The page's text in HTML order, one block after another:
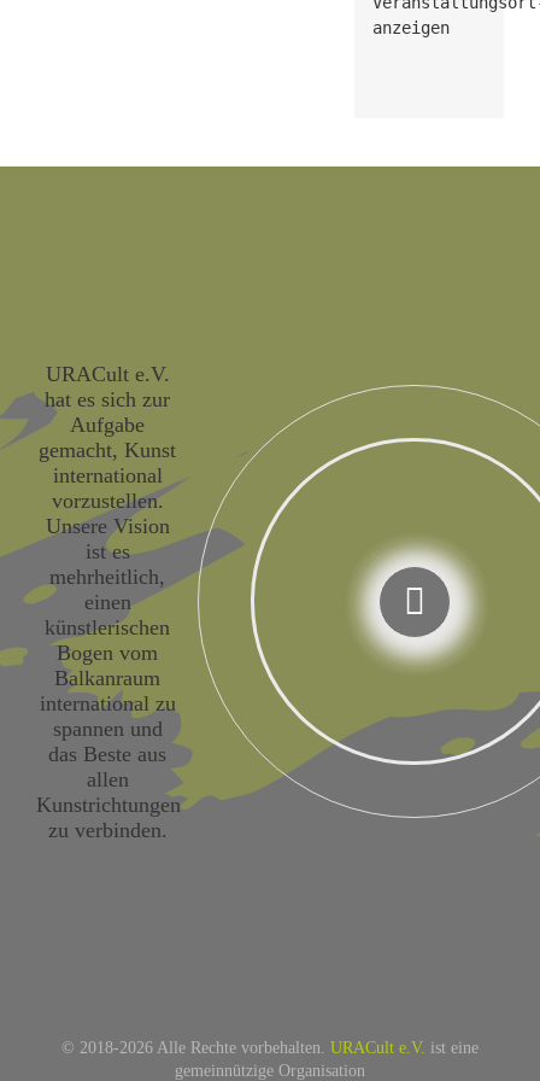
anzeigen
URACult e.V.
hat es sich zur
Aufgabe
gemacht, Kunst
international
vorzustellen.
Unsere Vision
ist es
mehrheitlich,
einen
künstlerischen
Bogen vom
Balkanraum
international zu
spannen und
das Beste aus
allen
Kunstrichtungen
zu verbinden.
© 2018-2026 Alle Rechte vorbehalten. URACult e.V. ist eine
gemeinnützige Organisation